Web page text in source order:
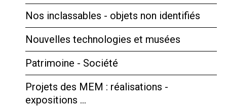
Nos inclassables - objets non identifiés
Nouvelles technologies et musées
Patrimoine - Société
Projets des MEM : réalisations -
expositions …